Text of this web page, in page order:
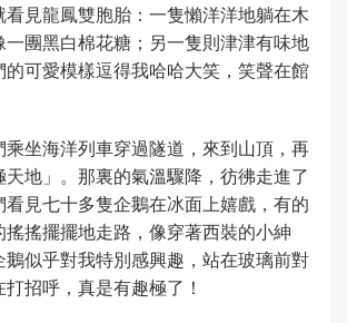
看見龍鳳雙胞胎：一隻懶洋洋地躺在木
團黑白棉花糖；另一隻則津津有味地
可愛模樣逗得我哈哈大笑，笑聲在館
乘坐海洋列車穿過隧道，來到山頂，再
地」。那裏的氣溫驟降，彷彿走進了
見七十多隻企鵝在冰面上嬉戲，有的
搖擺擺地走路，像穿著西裝的小紳
似乎對我特別感興趣，站在玻璃前對
招呼，真是有趣極了！